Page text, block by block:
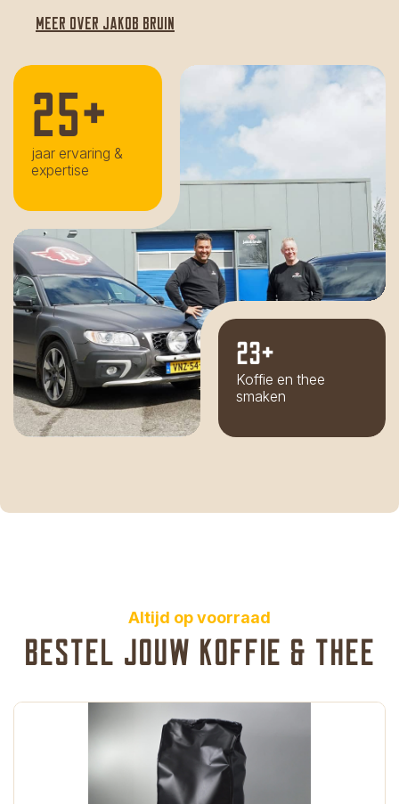
Meer over jakob bruin
25+
jaar ervaring &
expertise
23+
Koffie en thee
smaken
Altijd op voorraad
Bestel jouw koffie & thee